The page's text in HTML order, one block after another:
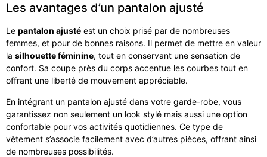
Les avantages d’un pantalon ajusté
Le pantalon ajusté est un choix prisé par de nombreuses
femmes, et pour de bonnes raisons. Il permet de mettre en valeur
la silhouette féminine, tout en conservant une sensation de
confort. Sa coupe près du corps accentue les courbes tout en
offrant une liberté de mouvement appréciable.
En intégrant un pantalon ajusté dans votre garde-robe, vous
garantissez non seulement un look stylé mais aussi une option
confortable pour vos activités quotidiennes. Ce type de
vêtement s’associe facilement avec d’autres pièces, offrant ainsi
de nombreuses possibilités.